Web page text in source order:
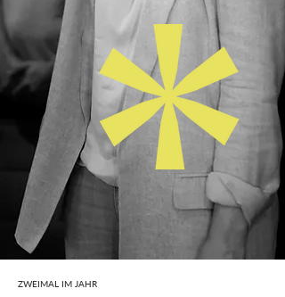
ZWEIMAL IM JAHR